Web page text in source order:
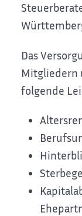
Das
Mitgliedern
folgende